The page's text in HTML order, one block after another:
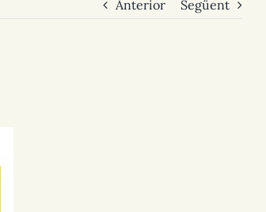
Anterior Següent